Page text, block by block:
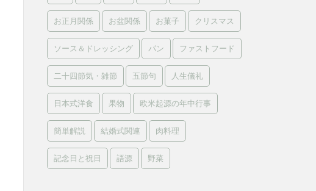
お正月関係 お盆関係 お菓子 クリスマス
ソース＆ドレッシング パン ファストフード
二十四節気・雑節 五節句 人生儀礼
日本式洋食 果物 欧米起源の年中行事
簡単解説 結婚式関連 肉料理
記念日と祝日 語源 野菜